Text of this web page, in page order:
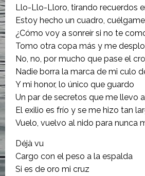
Llo-Llo-Lloro, tirando recuerdos
Estoy hecho un cuadro,
¿Cómo voy a sonreír si no te
Tomo otra copa más y me
No, no, por mucho que pase el
Nadie borra la marca de mi culo
Y mi honor, lo único que guardo
Un par de secretos que me llevo
El exilio es frío y se me hizo tan
Vuelo, vuelvo al nido para nunca
Déjà vu
Cargo con el peso a la espalda
Si es de oro mi cruz